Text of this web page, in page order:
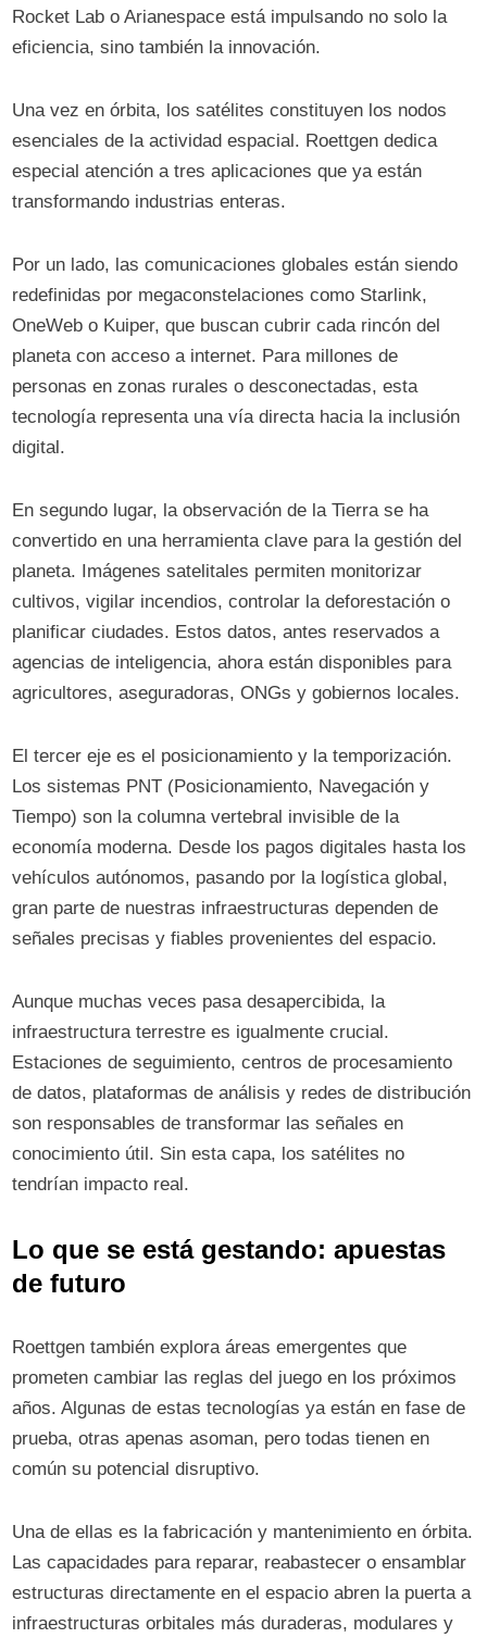
Rocket Lab o Arianespace está impulsando no solo la
eficiencia, sino también la innovación.
Una vez en órbita, los satélites constituyen los nodos
esenciales de la actividad espacial. Roettgen dedica
especial atención a tres aplicaciones que ya están
transformando industrias enteras.
Por un lado, las comunicaciones globales están siendo
redefinidas por megaconstelaciones como Starlink,
OneWeb o Kuiper, que buscan cubrir cada rincón del
planeta con acceso a internet. Para millones de
personas en zonas rurales o desconectadas, esta
tecnología representa una vía directa hacia la inclusión
digital.
En segundo lugar, la observación de la Tierra se ha
convertido en una herramienta clave para la gestión del
planeta. Imágenes satelitales permiten monitorizar
cultivos, vigilar incendios, controlar la deforestación o
planificar ciudades. Estos datos, antes reservados a
agencias de inteligencia, ahora están disponibles para
agricultores, aseguradoras, ONGs y gobiernos locales.
El tercer eje es el posicionamiento y la temporización.
Los sistemas PNT (Posicionamiento, Navegación y
Tiempo) son la columna vertebral invisible de la
economía moderna. Desde los pagos digitales hasta los
vehículos autónomos, pasando por la logística global,
gran parte de nuestras infraestructuras dependen de
señales precisas y fiables provenientes del espacio.
Aunque muchas veces pasa desapercibida, la
infraestructura terrestre es igualmente crucial.
Estaciones de seguimiento, centros de procesamiento
de datos, plataformas de análisis y redes de distribución
son responsables de transformar las señales en
conocimiento útil. Sin esta capa, los satélites no
tendrían impacto real.
Lo que se está gestando: apuestas
de futuro
Roettgen también explora áreas emergentes que
prometen cambiar las reglas del juego en los próximos
años. Algunas de estas tecnologías ya están en fase de
prueba, otras apenas asoman, pero todas tienen en
común su potencial disruptivo.
Una de ellas es la fabricación y mantenimiento en órbita.
Las capacidades para reparar, reabastecer o ensamblar
estructuras directamente en el espacio abren la puerta a
infraestructuras orbitales más duraderas, modulares y